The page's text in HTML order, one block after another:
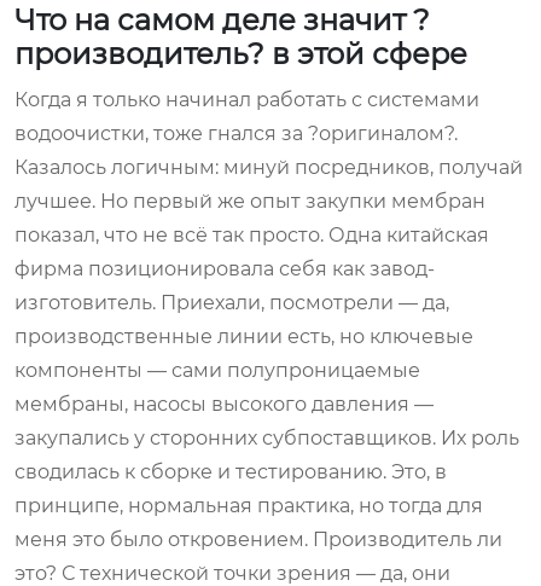
Что на самом деле значит ?
производитель? в этой сфере
Когда я только начинал работать с системами
водоочистки, тоже гнался за ?оригиналом?.
Казалось логичным: минуй посредников, получай
лучшее. Но первый же опыт закупки мембран
показал, что не всё так просто. Одна китайская
фирма позиционировала себя как завод-
изготовитель. Приехали, посмотрели — да,
производственные линии есть, но ключевые
компоненты — сами полупроницаемые
мембраны, насосы высокого давления —
закупались у сторонних субпоставщиков. Их роль
сводилась к сборке и тестированию. Это, в
принципе, нормальная практика, но тогда для
меня это было откровением. Производитель ли
это? С технической точки зрения — да, они